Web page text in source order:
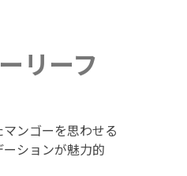
リーフ
ンゴーを思わせる
ションが魅力的